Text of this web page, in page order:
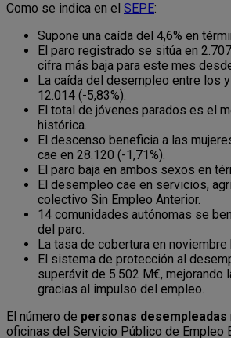
Como se indica en el SEPE:
Supone una caída del 4,6% en
El paro registrado se sitúa en
cifra más baja para este mes
La caída del desempleo entre los
12.014 (-5,83%).
El total de jóvenes parados es el
histórica.
El descenso beneficia a las
cae en 28.120 (-1,71%).
El paro baja en ambos sexos en
El desempleo cae en servicios,
colectivo Sin Empleo Anterior.
14 comunidades autónomas se
del paro.
La tasa de cobertura en noviembre
El sistema de protección al
superávit de 5.502 M€, mejorando
gracias al impulso del empleo.
El número de personas desempleadas
oficinas del Servicio Público de Empleo